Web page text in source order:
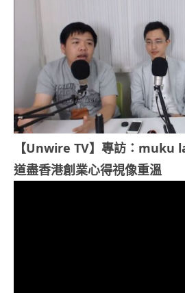
【Unwire TV】專訪：muku
道盡香港創業心得視像重溫